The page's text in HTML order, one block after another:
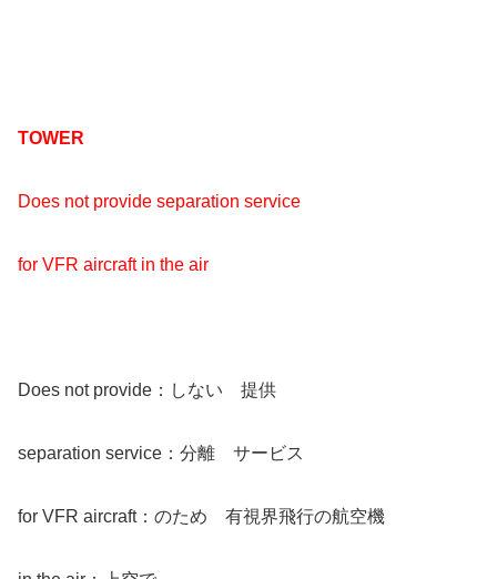
TOWER
Does not provide separation service
for VFR aircraft in the air
Does not provide：しない 提供
separation service：分離 サービス
for VFR aircraft：のため 有視界飛行の航空機